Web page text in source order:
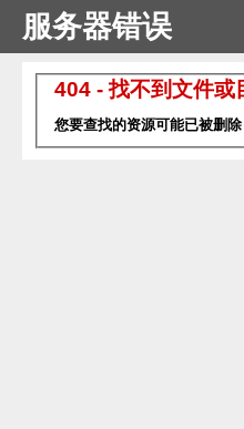
服务器错误
404 - 找不到文件或
您要查找的资源可能已被删